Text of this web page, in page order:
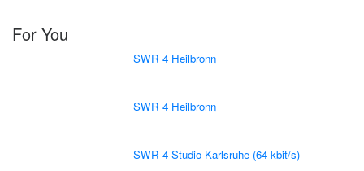
For You
SWR 4 Heilbronn
SWR 4 Heilbronn
SWR 4 Studio Karlsruhe (64 kbit/s)